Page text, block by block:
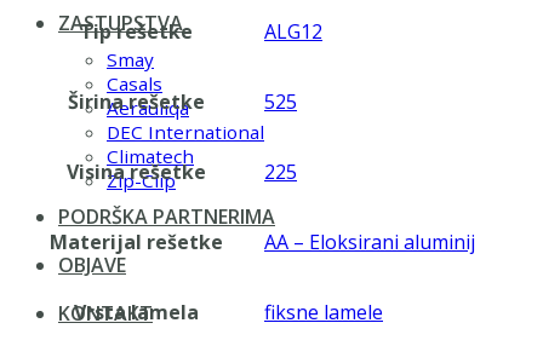
ZASTUPSTVA
Smay
Casals
Aerauliqa
DEC International
Climatech
Zip-Clip
PODRŠKA PARTNERIMA
OBJAVE
KONTAKT
Tip rešetke ALG12
Širina rešetke 525
Visina rešetke 225
Materijal rešetke AA – Eloksirani aluminij
Vrsta lamela fiksne lamele